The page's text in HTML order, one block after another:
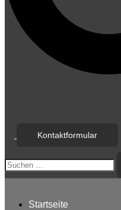
Kontaktformular
Suchen
nach:
Startseite